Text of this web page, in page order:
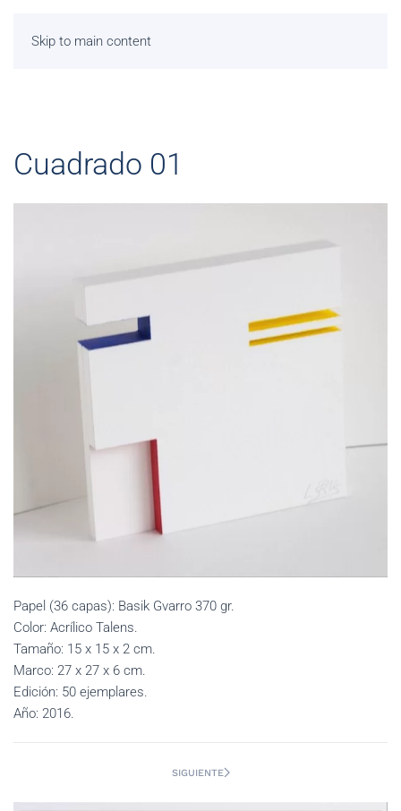
Skip to main content
Cuadrado 01
Papel (36 capas): Basik Gvarro 370 gr.
Color: Acrílico Talens.
Tamaño: 15 x 15 x 2 cm.
Marco: 27 x 27 x 6 cm.
Edición: 50 ejemplares.
Año: 2016.
SIGUIENTE